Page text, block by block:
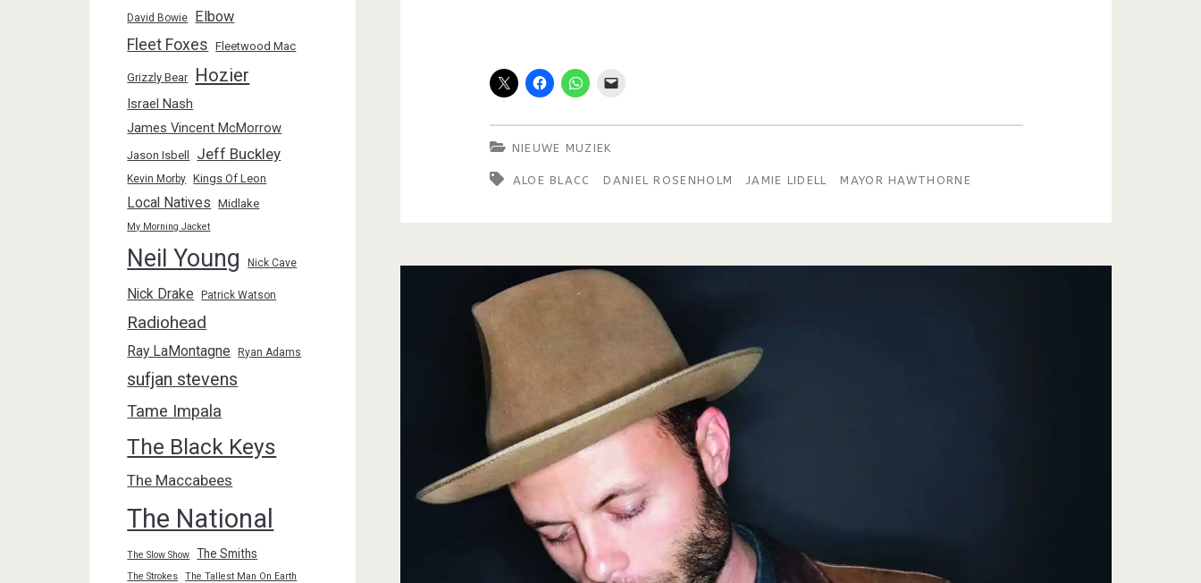
NIEUWE MUZIEK
ALOE BLACC DANIEL ROSENHOLM JAMIE LIDELL MAYOR HAWTHORNE
David Bowie Elbow
Fleet Foxes Fleetwood Mac
Grizzly Bear Hozier
Israel Nash
James Vincent McMorrow
Jason Isbell Jeff Buckley
Kevin Morby Kings Of Leon
Local Natives Midlake
My Morning Jacket
Neil Young Nick Cave
Nick Drake Patrick Watson
Radiohead
Ray LaMontagne Ryan Adams
sufjan stevens
Tame Impala
The Black Keys
The Maccabees
The National
The Slow Show The Smiths
The Strokes The Tallest Man On Earth